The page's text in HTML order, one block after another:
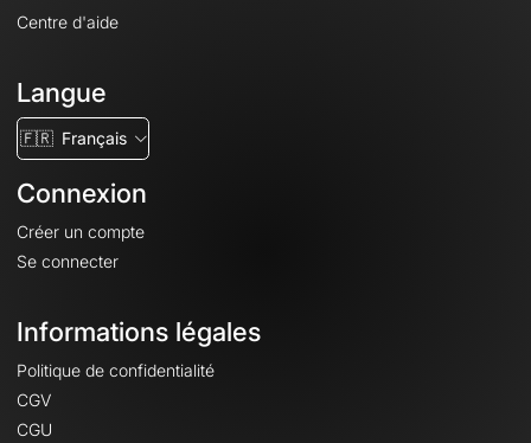
Centre d'aide
Langue
🇫🇷 Français
Connexion
Créer un compte
Se connecter
Informations légales
Politique de confidentialité
CGV
CGU